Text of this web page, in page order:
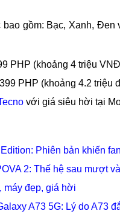
bao gồm: Bạc, Xanh,
PHP (khoảng 4 triệu
PHP (khoảng 4.2 triệu
với giá siêu hời tại
Phiên bản khiến
2: Thế hệ sau mượt
máy đẹp, giá hời
A73 5G: Lý do A73